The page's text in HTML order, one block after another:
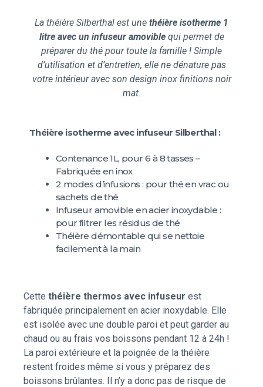
La théière Silberthal est une théière isotherme 1
litre avec un infuseur amoviblequi permet de
préparer du thé pour toute la famille ! Simple
d’utilisation et d’entretien, elle ne dénature pas
votre intérieur avec son design inox finitions noir
mat.
Théière isotherme avec infuseur Silberthal :
Contenance 1L, pour 6 à 8 tasses –
Fabriquée en inox
2 modes d’infusions : pour thé en vrac ou
sachets de thé
Infuseur amovible en acier inoxydable :
pour filtrer les résidus de thé
Théière démontable qui se nettoie
facilement à la main
Cette théière thermos avec infuseur est
fabriquée principalement en acier inoxydable. Elle
est isolée avec une double paroi et peut garder au
chaud ou au frais vos boissons pendant 12 à 24h !
La paroi extérieure et la poignée de la théière
restent froides même si vous y préparez des
boissons brûlantes. Il n’y a donc pas de risque de